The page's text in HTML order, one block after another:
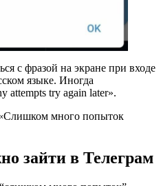
с фразой на экране при входе
языке. Иногда
attempts try again later».
много попыток
зайти в Телеграм